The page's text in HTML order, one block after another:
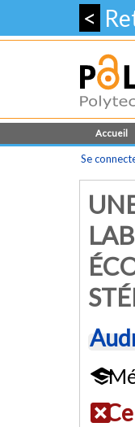
<
Accueil
Se